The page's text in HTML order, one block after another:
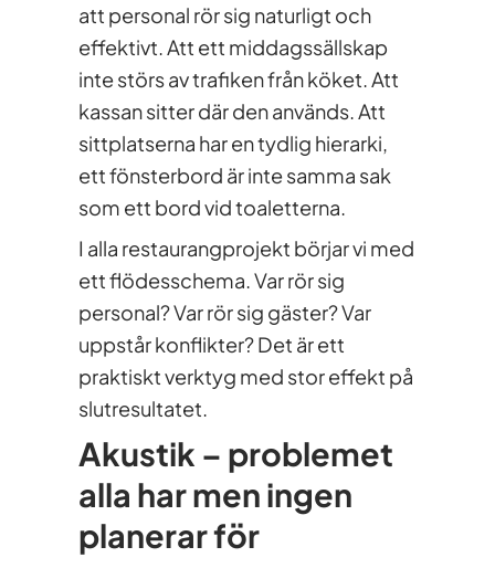
att personal rör sig naturligt och
effektivt. Att ett middagssällskap
inte störs av trafiken från köket. Att
kassan sitter där den används. Att
sittplatserna har en tydlig hierarki,
ett fönsterbord är inte samma sak
som ett bord vid toaletterna.
I alla restaurangprojekt börjar vi med
ett flödesschema. Var rör sig
personal? Var rör sig gäster? Var
uppstår konflikter? Det är ett
praktiskt verktyg med stor effekt på
slutresultatet.
Akustik – problemet
alla har men ingen
planerar för